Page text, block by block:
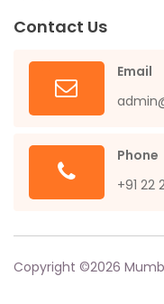
Contact Us
Email
Phone
+91 22
Copyright ©2026